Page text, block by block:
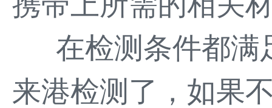
在检测条件都满
来港检测了，如果